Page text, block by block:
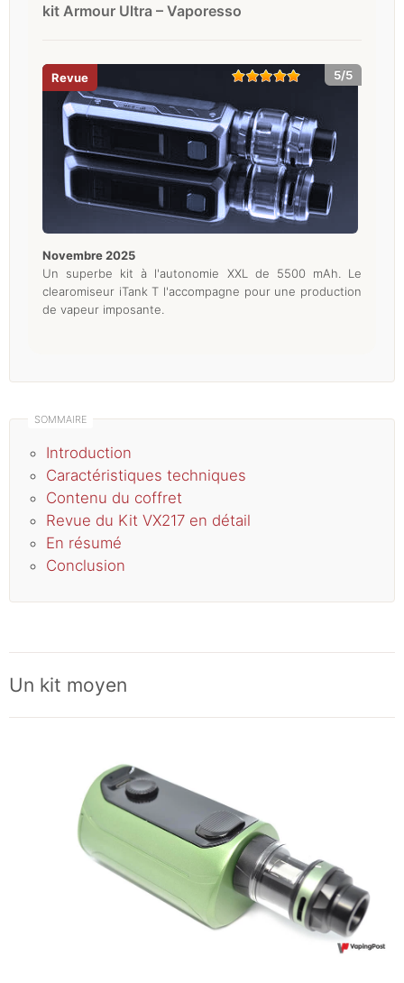
kit Armour Ultra – Vaporesso
5/5
novembre 2025
Un superbe kit à l'autonomie XXL de 5500 mAh. Le
clearomiseur iTank T l'accompagne pour une production
de vapeur imposante.
Introduction
Caractéristiques techniques
Contenu du coffret
Revue du Kit VX217 en détail
En résumé
Conclusion
Un kit moyen